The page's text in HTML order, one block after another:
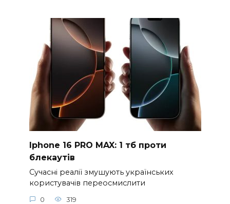
Iphone 16 PRO MAX: 1 тб проти
блекаутів
Сучасні реалії змушують українських
користувачів переосмислити
0 319